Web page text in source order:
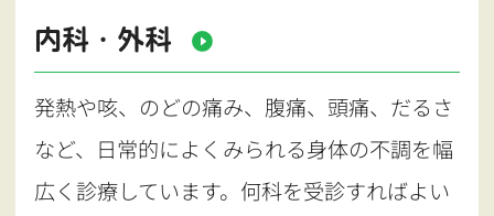
内科・外科
発熱や咳、のどの痛み、腹痛、頭痛、だるさ
など、日常的によくみられる身体の不調を幅
広く診療しています。何科を受診すればよい